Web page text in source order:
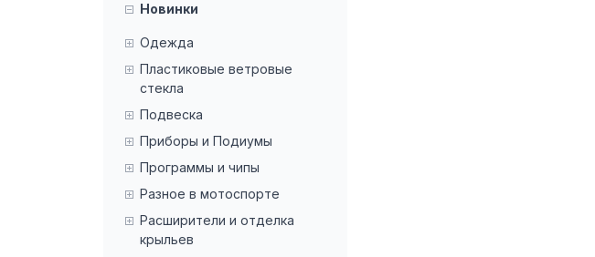
Новинки
Одежда
Пластиковые ветровые
стекла
Подвеска
Приборы и Подиумы
Программы и чипы
Разное в мотоспорте
Расширители и отделка
крыльев